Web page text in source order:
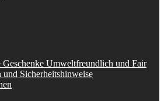
Umweltfreundlich und Fair
Sicherheitshinweise